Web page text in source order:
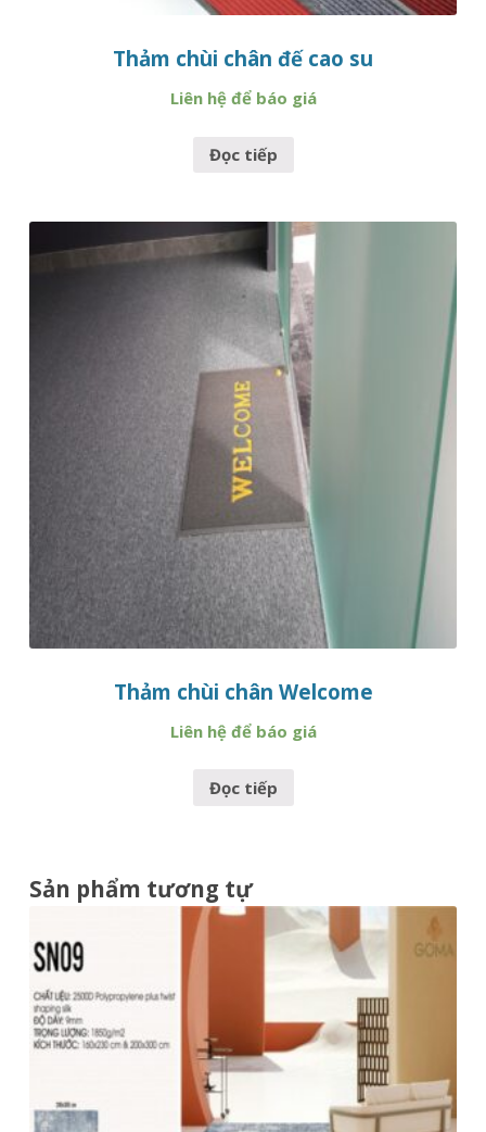
Thảm chùi chân đế cao su
Liên hệ để báo giá
Đọc tiếp
Thảm chùi chân Welcome
Liên hệ để báo giá
Đọc tiếp
Sản phẩm tương tự